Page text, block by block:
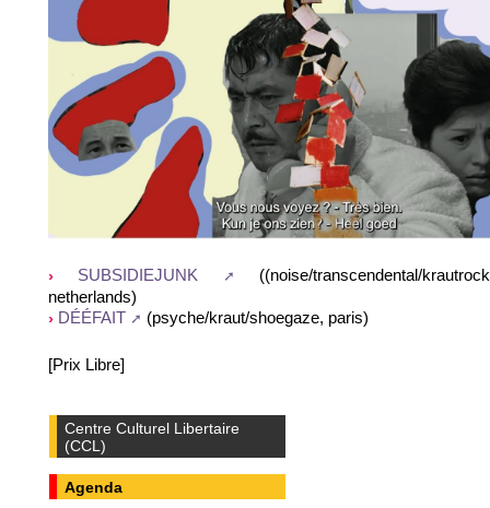
SUBSIDIEJUNK
((noise/transcendental/
netherlands)
DÉÉFAIT (psyche/kraut/shoegaze, paris)
[Prix Libre]
Centre Culturel Libertaire
(CCL)
Agenda